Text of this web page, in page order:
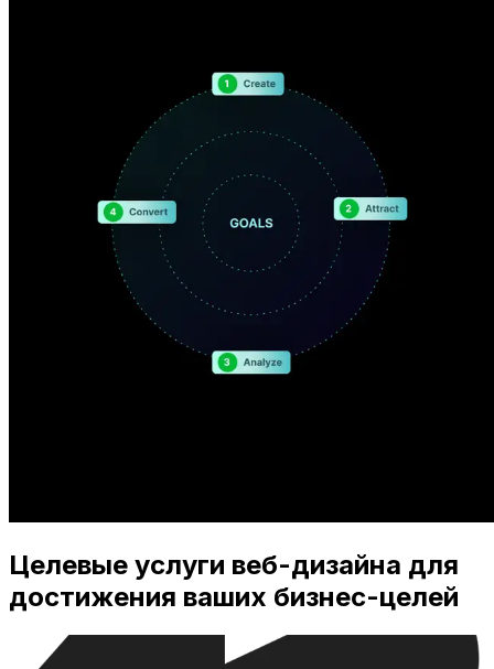
Целевые услуги веб-дизайна для
достижения ваших бизнес-целей